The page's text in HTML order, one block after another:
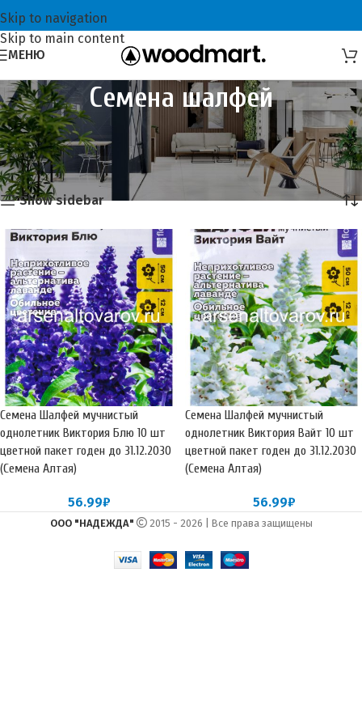
Skip to navigation
Skip to main content
МЕНЮ
Семена шалфей
Главная Семена и сидераты
Семена цветов
Семена шалфей
Showing all 2 results
Show sidebar
Семена Шалфей мучнистый
однолетник Виктория Блю 10 шт
цветной пакет годен до 31.12.2030
(Семена Алтая)
56.99₽
Семена Шалфей мучнистый
однолетник Виктория Вайт 10 шт
цветной пакет годен до 31.12.2030
(Семена Алтая)
56.99₽
ООО "НАДЕЖДА" 2015 - 2026 | Все права защищены